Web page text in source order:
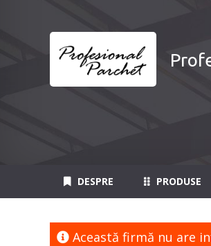
DESPRE PRODUSE
Această firmă nu are